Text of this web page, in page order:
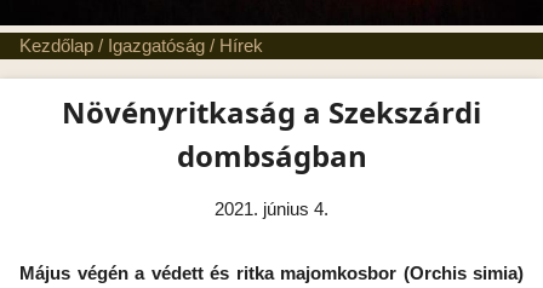
Kezdőlap / Igazgatóság / Hírek
Növényritkaság a Szekszárdi
dombságban
2021. június 4.
Május végén a védett és ritka majomkosbor (Orchis simia)